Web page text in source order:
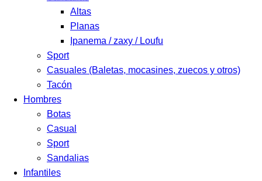
Altas
Planas
Ipanema / zaxy / Loufu
Sport
Casuales (Baletas, mocasines, zuecos y otros)
Tacón
Hombres
Botas
Casual
Sport
Sandalias
Infantiles